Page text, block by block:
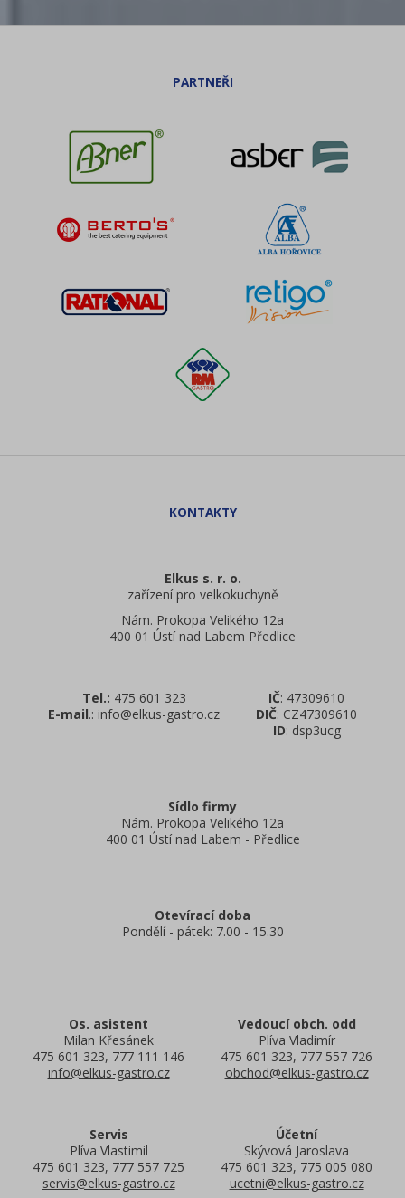
Elkus s. r. o.
zařízení pro velkokuchyně
Nám. Prokopa Velikého 12a
400 01 Ústí nad Labem Předlice
Tel.: 475 601 323
E-mail.: info@elkus-gastro.cz
IČ: 47309610
DIČ: CZ47309610
ID: dsp3ucg
Sídlo firmy
Nám. Prokopa Velikého 12a
400 01 Ústí nad Labem - Předlice
Otevírací doba
Pondělí - pátek: 7.00 - 15.30
Os. asistent
Milan Křesánek
475 601 323, 777 111 146
info@elkus-gastro.cz
Vedoucí obch. odd
Plíva Vladimír
475 601 323, 777 557 726
obchod@elkus-gastro.cz
Servis
Plíva Vlastimil
475 601 323, 777 557 725
servis@elkus-gastro.cz
Účetní
Skývová Jaroslava
475 601 323, 775 005 080
ucetni@elkus-gastro.cz